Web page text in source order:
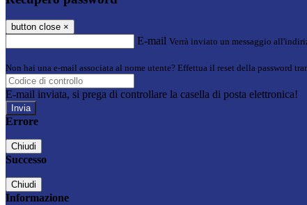
button close ×
E-mail Verrà inviato un messaggio
Non hai una e-mail associata al nome utente? Effettua il reset della password
E-mail inviata, si prega di controllare la casella di posta elettronica!
Errore
Chiudi
Successo
Chiudi
Informazione